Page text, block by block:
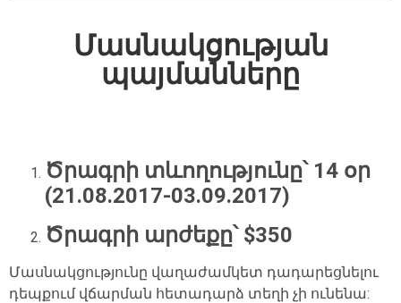
Մասնակցության
պայմանները
Ծրագրի տևողությունը՝ 14 օր
(21.08.2017-03.09.2017)
Ծրագրի արժեքը՝ $350
Մասնակցությունը վաղաժամկետ դադարեցնելու
դեպքում վճարման հետադարձ տեղի չի ունենա: